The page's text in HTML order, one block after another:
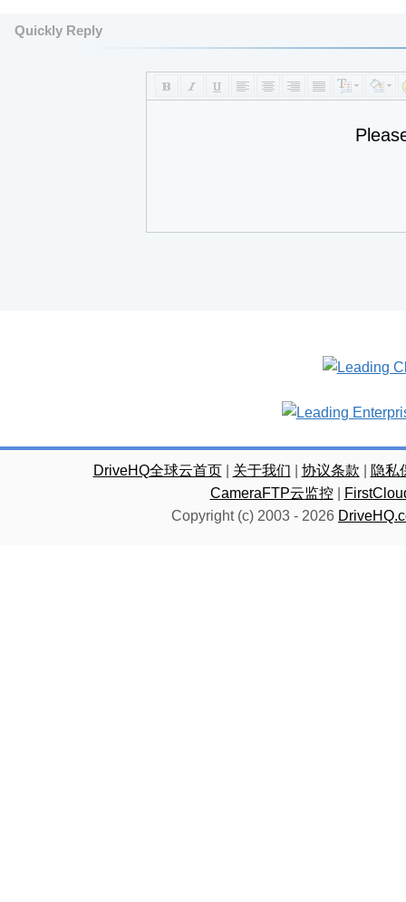
Quickly Reply
DriveHQ全球云首页| 关于我们 协议条款
隐私
CameraFTP云监控|
Copyright (c) 2003 - 2026